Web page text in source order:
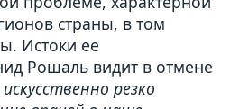
страны, в том
Истоки ее
Рошаль видит в отмене
резко